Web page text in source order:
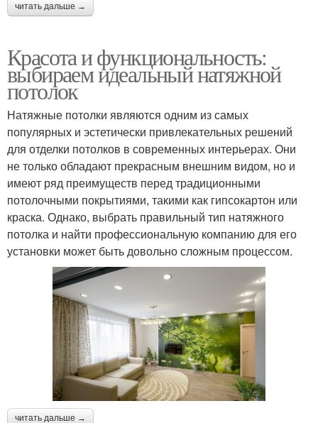
читать дальше →
Красота и функциональность:
выбираем идеальный натяжной
потолок
Натяжные потолки являются одним из самых
популярных и эстетически привлекательных решений
для отделки потолков в современных интерьерах. Они
не только обладают прекрасным внешним видом, но и
имеют ряд преимуществ перед традиционными
потолочными покрытиями, такими как гипсокартон или
краска. Однако, выбрать правильный тип натяжного
потолка и найти профессиональную компанию для его
установки может быть довольно сложным процессом.
читать дальше →